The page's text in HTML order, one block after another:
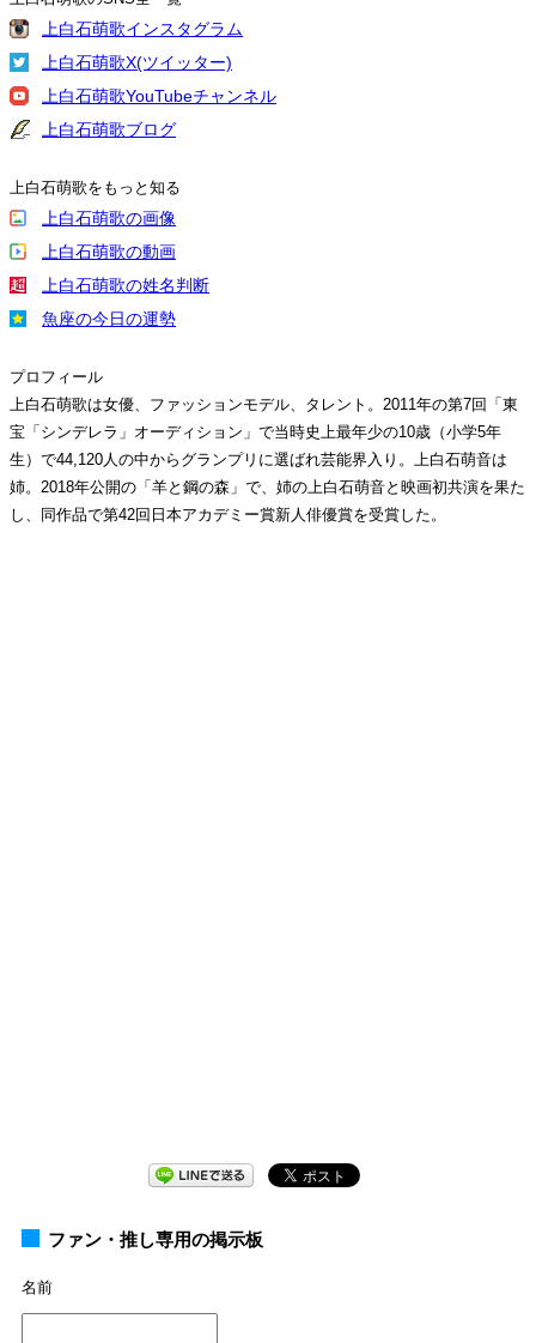
上白石萌歌インスタグラム
上白石萌歌X(ツイッター)
上白石萌歌YouTubeチャンネル
上白石萌歌ブログ
上白石萌歌をもっと知る
上白石萌歌の画像
上白石萌歌の動画
上白石萌歌の姓名判断
魚座の今日の運勢
プロフィール
上白石萌歌は女優、ファッションモデル、タレント。2011年の第7回「東
宝「シンデレラ」オーディション」で当時史上最年少の10歳（小学5年
生）で44,120人の中からグランプリに選ばれ芸能界入り。上白石萌音は
姉。2018年公開の「羊と鋼の森」で、姉の上白石萌音と映画初共演を果た
し、同作品で第42回日本アカデミー賞新人俳優賞を受賞した。
ファン・推し専用の掲示板
名前